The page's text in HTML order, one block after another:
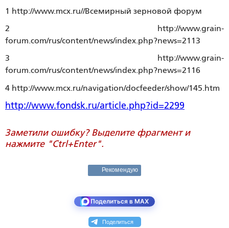
1 http://www.mcx.ru//Всемирный зерновой форум
2 http://www.grain-
forum.com/rus/content/news/index.php?news=2113
3 http://www.grain-
forum.com/rus/content/news/index.php?news=2116
4 http://www.mcx.ru/navigation/docfeeder/show/145.htm
http://www.fondsk.ru/article.php?id=2299
Заметили ошибку? Выделите фрагмент и
нажмите "Ctrl+Enter".
Рекомендую
Поделиться в MAX
Поделиться